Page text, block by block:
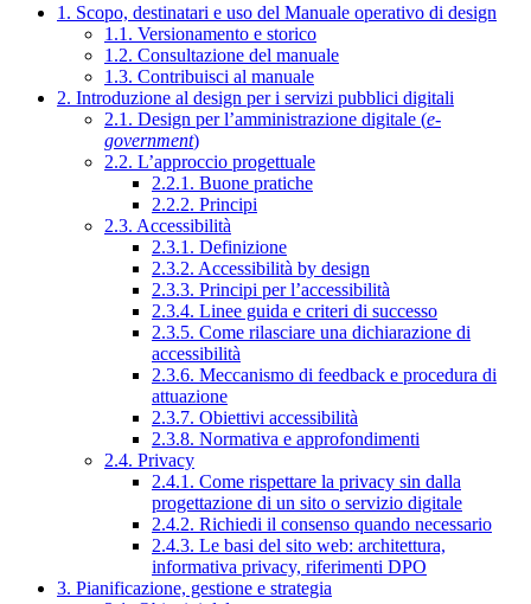
1. Scopo, destinatari e uso del Manuale operativo di design
1.1. Versionamento e storico
1.2. Consultazione del manuale
1.3. Contribuisci al manuale
2. Introduzione al design per i servizi pubblici digitali
2.1. Design per l’amministrazione digitale (e-
government)
2.2. L’approccio progettuale
2.2.1. Buone pratiche
2.2.2. Principi
2.3. Accessibilità
2.3.1. Definizione
2.3.2. Accessibilità by design
2.3.3. Principi per l’accessibilità
2.3.4. Linee guida e criteri di successo
2.3.5. Come rilasciare una dichiarazione di
accessibilità
2.3.6. Meccanismo di feedback e procedura di
attuazione
2.3.7. Obiettivi accessibilità
2.3.8. Normativa e approfondimenti
2.4. Privacy
2.4.1. Come rispettare la privacy sin dalla
progettazione di un sito o servizio digitale
2.4.2. Richiedi il consenso quando necessario
2.4.3. Le basi del sito web: architettura,
informativa privacy, riferimenti DPO
3. Pianificazione, gestione e strategia